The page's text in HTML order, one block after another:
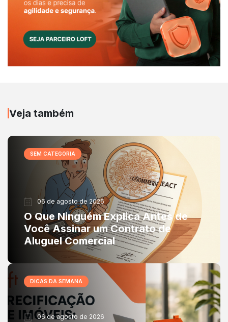
Veja também
SEM CATEGORIA
06 de agosto de 2026
O Que Ninguém Explica Antes de
Você Assinar um Contrato de
Aluguel Comercial
DICAS DA SEMANA
06 de agosto de 2026